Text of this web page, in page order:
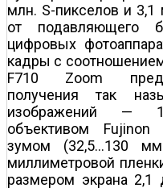
млн. S-пикселов и 3,1
от подавляющего
цифровых
кадры с
F710 Zoom
получения так
изображений —
объективом
зумом (32,5…130
миллиметровой
размером экрана 2,1